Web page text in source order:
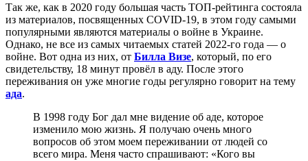
Так же, как в 2020 году большая часть ТОП-рейтинга состояла
из материалов, посвященных COVID-19, в этом году самыми
популярными являются материалы о войне в Украине.
Однако, не все из самых читаемых статей 2022-го года — о
войне. Вот одна из них, от Билла Визе, который, по его
свидетельству, 18 минут провёл в аду. После этого
переживания он уже многие годы регулярно говорит на тему
ада.
В 1998 году Бог дал мне видение об аде, которое
изменило мою жизнь. Я получаю очень много
вопросов об этом моем переживании от людей со
всего мира. Меня часто спрашивают: «Кого вы